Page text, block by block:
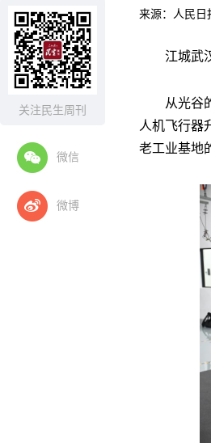
关注民生周刊
微信
微博
来源：人民日
江城武
从光谷
人机飞行器
老工业基地